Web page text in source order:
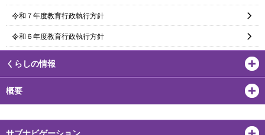
令和７年度教育行政執行方針
令和６年度教育行政執行方針
くらしの情報
概要